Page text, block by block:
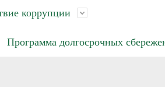
коррупции
Программа долгосрочных